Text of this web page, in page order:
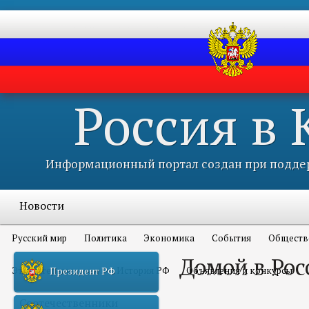
Россия в
Информационный портал создан при
Новости
Русский мир Политика Экономика События
Это интересно всем История РФ Объявления и конкурсы
Соотечественники
Президент РФ Домой в